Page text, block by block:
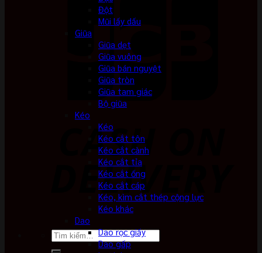
Tìm
Đột
Mũi lấy dấu
Giũa
Giũa dẹt
Giũa vuông
Giũa bán nguyệt
Giũa tròn
Giũa tam giác
Bộ giũa
Kéo
Kéo
Kéo cắt tôn
Kéo cắt cành
Kéo cắt tỉa
Kéo cắt ống
Kéo cắt cáp
Kéo, kìm cắt thép cộng lực
Kéo khác
Dao
Dao rọc giấy
Dao gấp